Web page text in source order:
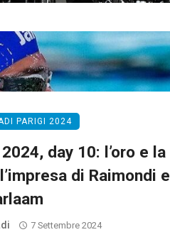
PARIGI 2024
day 10: l’oro e la
di Raimondi e
7 Settembre 2024